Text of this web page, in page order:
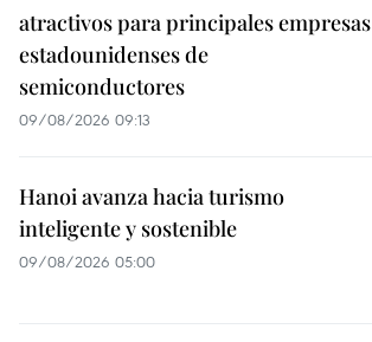
atractivos para principales empresas
estadounidenses de
semiconductores
09/08/2026 09:13
Hanoi avanza hacia turismo
inteligente y sostenible
09/08/2026 05:00